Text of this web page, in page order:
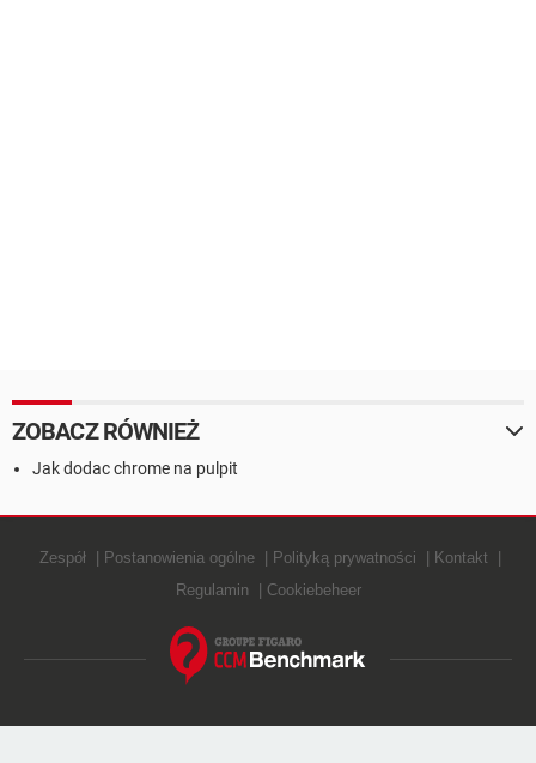
ZOBACZ RÓWNIEŻ
Jak dodac chrome na pulpit
Zespół Postanowienia ogólne Polityką prywatności
Kontakt
Regulamin
Cookiebeheer